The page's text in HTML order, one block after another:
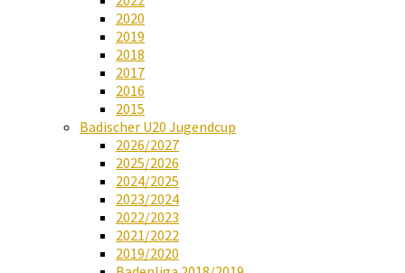
2020
2019
2018
2017
2016
2015
Badischer U20 Jugendcup
2026/2027
2025/2026
2024/2025
2023/2024
2022/2023
2021/2022
2019/2020